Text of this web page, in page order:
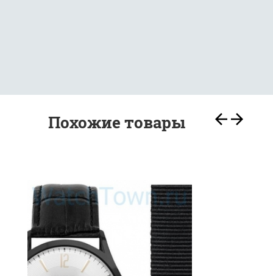
Похожие товары